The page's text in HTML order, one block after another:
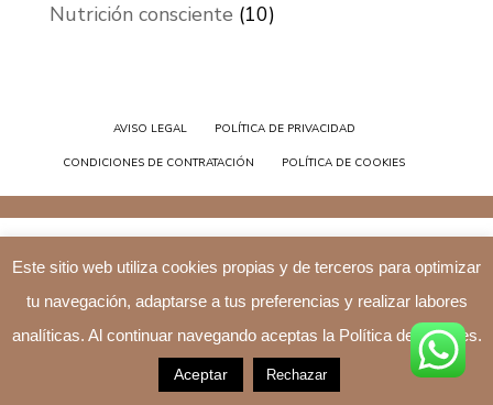
Nutrición consciente (10)
AVISO LEGAL POLÍTICA DE PRIVACIDAD
CONDICIONES DE CONTRATACIÓN POLÍTICA DE COOKIES
Este sitio web utiliza cookies propias y de terceros para optimizar
tu navegación, adaptarse a tus preferencias y realizar labores
analíticas. Al continuar navegando aceptas la Política de Cookies.
Aceptar Rechazar